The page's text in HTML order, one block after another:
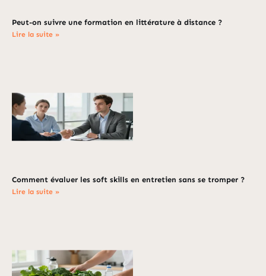
Peut-on suivre une formation en littérature à distance ?
Lire la suite »
Comment évaluer les soft skills en entretien sans se tromper ?
Lire la suite »